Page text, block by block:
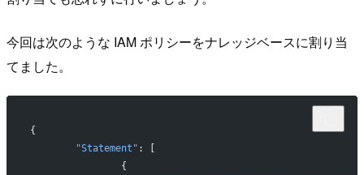
今回は次のような IAM ポリシーをナレッジベースに割り当
てました。
{
	"Statement"
: [
		{